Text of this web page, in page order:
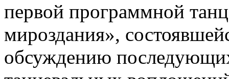
первой программной
мироздания»,
обсуждению